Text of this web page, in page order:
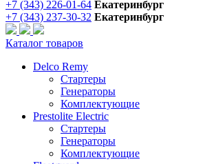
+7 (343) 226-01-64 Екатеринбург
+7 (343) 237-30-32 Екатеринбург
Каталог товаров
Delco Remy
Стартеры
Генераторы
Комплектующие
Prestolite Electric
Стартеры
Генераторы
Комплектующие